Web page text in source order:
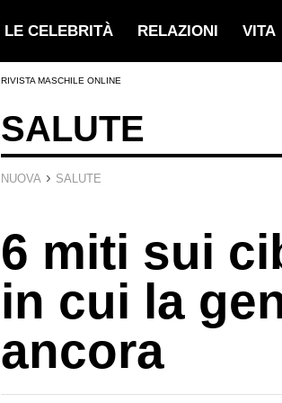
LE CELEBRITÀ RELAZIONI VITA
RIVISTA MASCHILE ONLINE
SALUTE
NUOVA › SALUTE
6 miti sui
in cui la
ancora